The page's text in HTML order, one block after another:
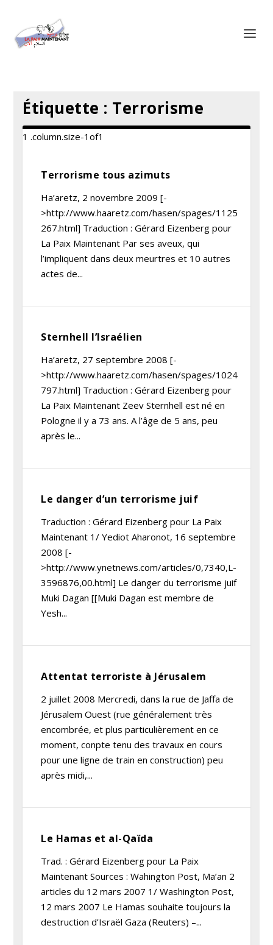
Étiquette : Terrorisme
Terrorisme tous azimuts
Ha’aretz, 2 novembre 2009 [-
>http://www.haaretz.com/hasen/spages/1125
267.html] Traduction : Gérard Eizenberg pour
La Paix Maintenant Par ses aveux, qui
l’impliquent dans deux meurtres et 10 autres
actes de...
Sternhell l’Israélien
Ha’aretz, 27 septembre 2008 [-
>http://www.haaretz.com/hasen/spages/1024
797.html] Traduction : Gérard Eizenberg pour
La Paix Maintenant Zeev Sternhell est né en
Pologne il y a 73 ans. A l’âge de 5 ans, peu
après le...
Le danger d’un terrorisme juif
Traduction : Gérard Eizenberg pour La Paix
Maintenant 1/ Yediot Aharonot, 16 septembre
2008 [-
>http://www.ynetnews.com/articles/0,7340,L-
3596876,00.html] Le danger du terrorisme juif
Muki Dagan [[Muki Dagan est membre de
Yesh...
Attentat terroriste à Jérusalem
2 juillet 2008 Mercredi, dans la rue de Jaffa de
Jérusalem Ouest (rue généralement très
encombrée, et plus particulièrement en ce
moment, conpte tenu des travaux en cours
pour une ligne de train en construction) peu
après midi,...
Le Hamas et al-Qaïda
Trad. : Gérard Eizenberg pour La Paix
Maintenant Sources : Wahington Post, Ma’an 2
articles du 12 mars 2007 1/ Washington Post,
12 mars 2007 Le Hamas souhaite toujours la
destruction d’Israël Gaza (Reuters) –...